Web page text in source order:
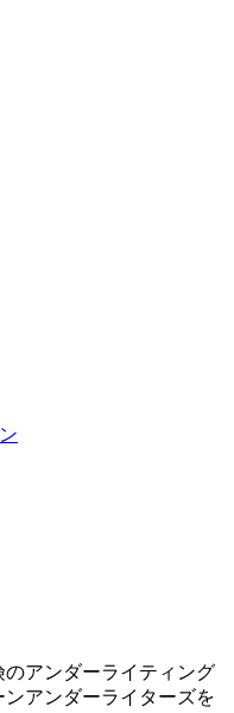
アンダーライティング
アンダーライターズを